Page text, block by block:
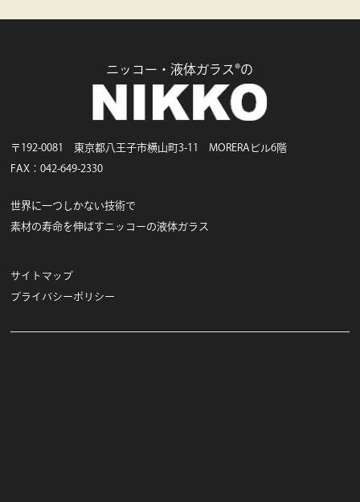
ニッコー・液体ガラス®の
〒192-0081 東京都八王子市横山町3-11 MORERAビル6階
FAX：042-649-2330
世界に一つしかない技術で
素材の寿命を伸ばすニッコーの液体ガラス
サイトマップ
プライバシーポリシー